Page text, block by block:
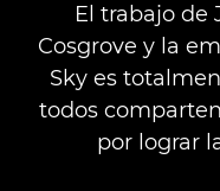
El trabajo de
Cosgrove y la
Sky es
todos
por lograr